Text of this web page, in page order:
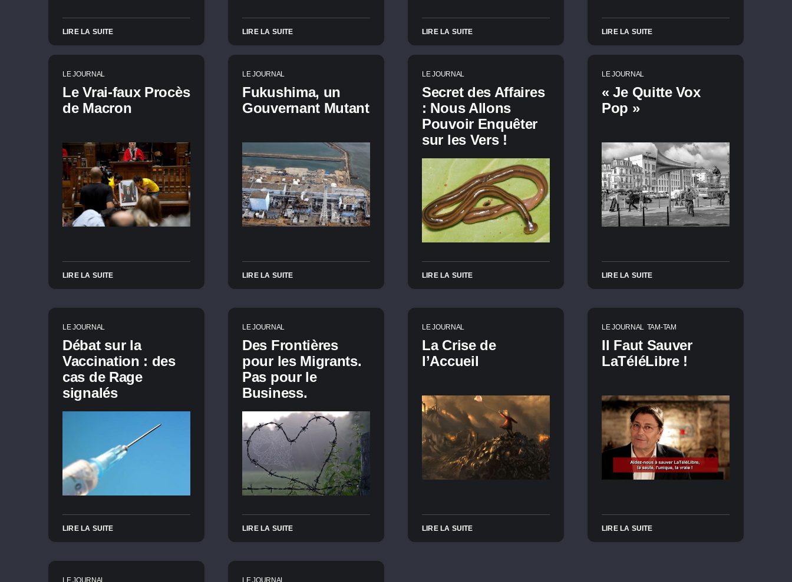
LIRE LA SUITE LIRE LA SUITE LIRE LA SUITE LIRE LA SUITE
LE JOURNAL
Le Vrai-faux Procès
de Macron
LIRE LA SUITE
LE JOURNAL
Fukushima, un
Gouvernant Mutant
LIRE LA SUITE
LE JOURNAL
Secret des Affaires
: Nous Allons
Pouvoir Enquêter
sur les Vers !
LIRE LA SUITE
LE JOURNAL
« Je Quitte Vox
Pop »
LIRE LA SUITE
LE JOURNAL
Débat sur la
Vaccination : des
cas de Rage
signalés
LIRE LA SUITE
LE JOURNAL
Des Frontières
pour les Migrants.
Pas pour le
Business.
LIRE LA SUITE
LE JOURNAL
La Crise de
l’Accueil
LIRE LA SUITE
LE JOURNAL TAM-TAM
Il Faut Sauver
LaTéléLibre !
LIRE LA SUITE
LE JOURNAL LE JOURNAL